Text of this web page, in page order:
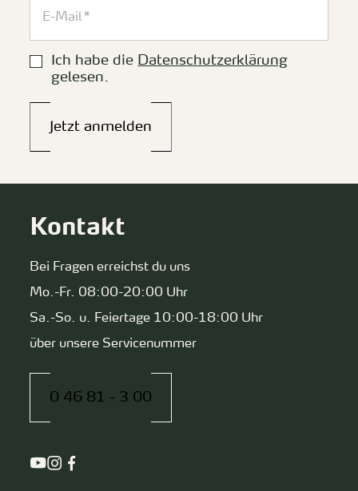
Ich habe die Datenschutzerklärung
gelesen.
Jetzt anmelden
Kontakt
Bei Fragen erreichst du uns
Mo.-Fr. 08:00-20:00 Uhr
Sa.-So. u. Feiertage 10:00-18:00 Uhr
über unsere Servicenummer
0 46 81 - 3 00